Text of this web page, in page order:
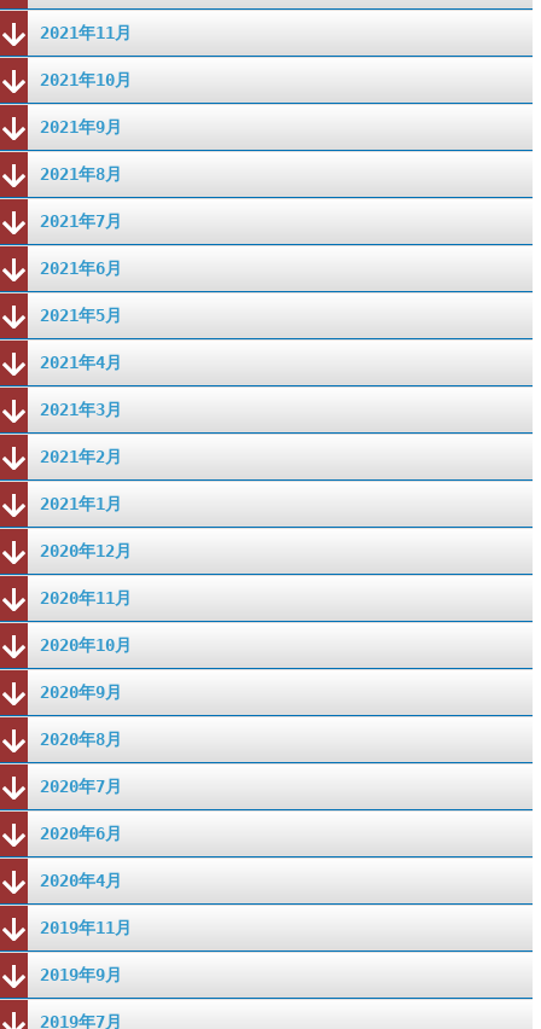
2021年11月
2021年10月
2021年9月
2021年8月
2021年7月
2021年6月
2021年5月
2021年4月
2021年3月
2021年2月
2021年1月
2020年12月
2020年11月
2020年10月
2020年9月
2020年8月
2020年7月
2020年6月
2020年4月
2019年11月
2019年9月
2019年7月